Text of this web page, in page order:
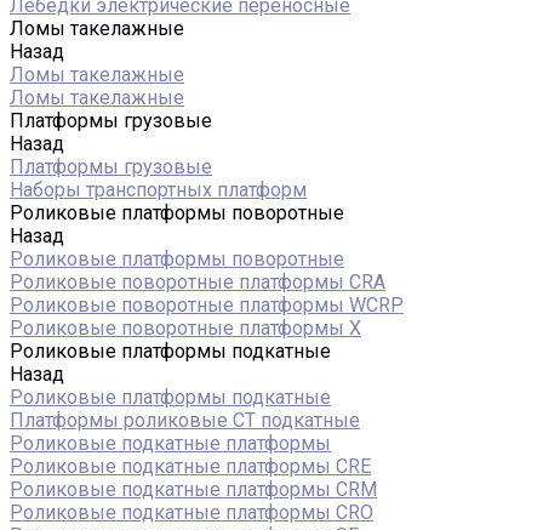
Лебедки электрические переносные
Ломы такелажные
Назад
Ломы такелажные
Ломы такелажные
Платформы грузовые
Назад
Платформы грузовые
Наборы транспортных платформ
Роликовые платформы поворотные
Назад
Роликовые платформы поворотные
Роликовые поворотные платформы CRA
Роликовые поворотные платформы WCRP
Роликовые поворотные платформы X
Роликовые платформы подкатные
Назад
Роликовые платформы подкатные
Платформы роликовые СТ подкатные
Роликовые подкатные платформы
Роликовые подкатные платформы CRE
Роликовые подкатные платформы CRM
Роликовые подкатные платформы CRO